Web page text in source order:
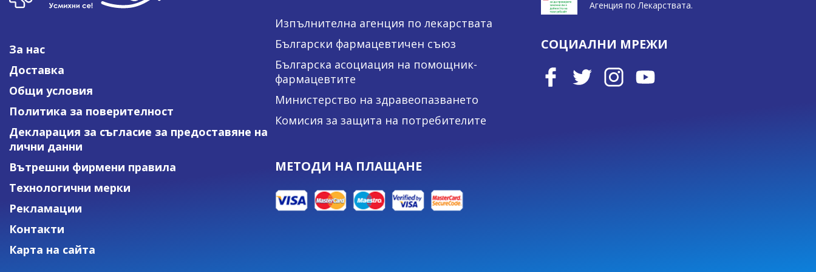
За нас
Доставка
Общи условия
Политика за поверителност
Декларация за съгласие за предоставяне на
лични данни
Вътрешни фирмени правила
Технологични мерки
Рекламации
Контакти
Карта на сайта
Изпълнителна агенция по лекарствата
Български фармацевтичен съюз
Българска асоциация на помощник-
фармацевтите
Министерство на здравеопазването
Комисия за защита на потребителите
МЕТОДИ НА ПЛАЩАНЕ
Агенция по Лекарствата.
СОЦИАЛНИ МРЕЖИ